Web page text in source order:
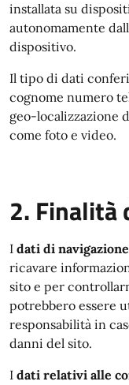
installata su
autonomamente
dispositivo.
Il tipo di dati
cognome numero
geo-localizzazione
come foto e video.
2.
I dati di navigazione
ricavare
sito e per
potrebbero essere
responsabilità in
danni del sito.
I dati relativi alle